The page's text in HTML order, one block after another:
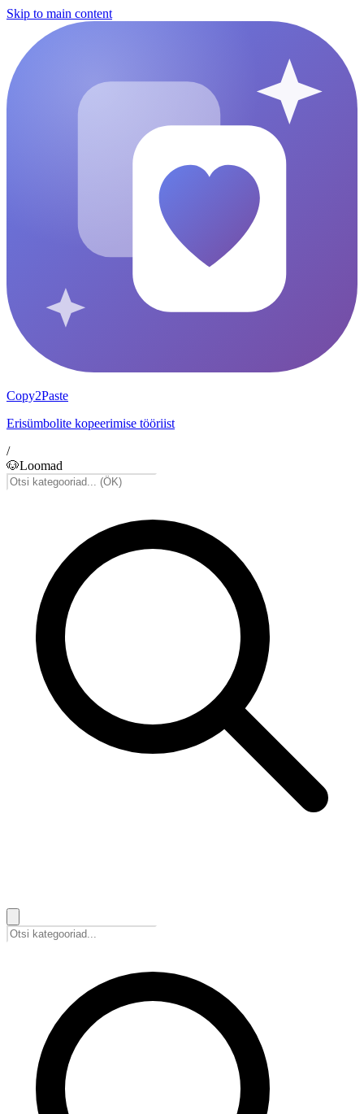
Skip to main content
Copy2Paste
Erisümbolite kopeerimise tööriist
/
🐶Loomad